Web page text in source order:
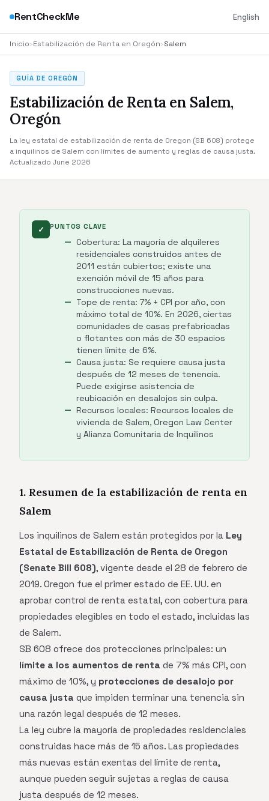
RentCheckMe English
Inicio›Estabilización de Renta en Oregón›Salem
GUÍA DE OREGÓN
Estabilización de Renta en Salem,
Oregón
La ley estatal de estabilización de renta de Oregon (SB 608) protege
a inquilinos de Salem con límites de aumento y reglas de causa justa.
Actualizado June 2026
✓ PUNTOS CLAVE
Cobertura: La mayoría de alquileres
residenciales construidos antes de
2011 están cubiertos; existe una
exención móvil de 15 años para
construcciones nuevas.
Tope de renta: 7% + CPI por año, con
máximo total de 10%. En 2026, ciertas
comunidades de casas prefabricadas
o flotantes con más de 30 espacios
tienen límite de 6%.
Causa justa: Se requiere causa justa
después de 12 meses de tenencia.
Puede exigirse asistencia de
reubicación en desalojos sin culpa.
Recursos locales: Recursos locales de
vivienda de Salem, Oregon Law Center
y Alianza Comunitaria de Inquilinos
1. Resumen de la estabilización de renta en
Salem
Los inquilinos de Salem están protegidos por la Ley
Estatal de Estabilización de Renta de Oregon
(Senate Bill 608), vigente desde el 28 de febrero de
2019. Oregon fue el primer estado de EE. UU. en
aprobar control de renta estatal, con cobertura para
propiedades elegibles en todo el estado, incluidas las
de Salem.
SB 608 ofrece dos protecciones principales: un
límite a los aumentos de renta de 7% más CPI, con
máximo de 10%, y protecciones de desalojo por
causa justa que impiden terminar una tenencia sin
una razón legal después de 12 meses.
La ley cubre la mayoría de propiedades residenciales
construidas hace más de 15 años. Las propiedades
más nuevas están exentas del límite de renta,
aunque pueden seguir sujetas a reglas de causa
justa después de 12 meses.